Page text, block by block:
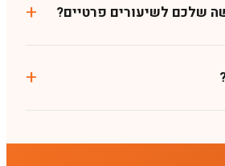
שלכם לשיעורים פרטיים?